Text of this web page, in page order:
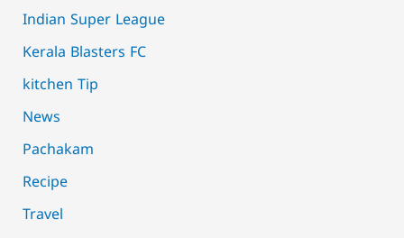
Indian Super League
Kerala Blasters FC
kitchen Tip
News
Pachakam
Recipe
Travel